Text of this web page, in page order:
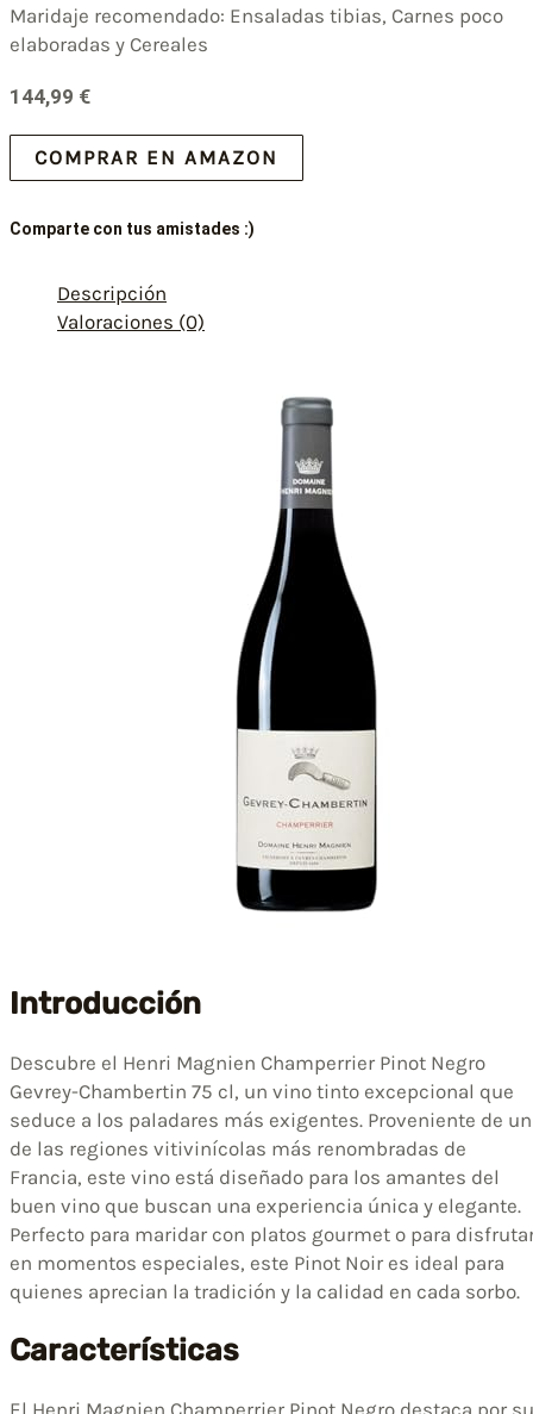
Maridaje recomendado: Ensaladas tibias, Carnes poco
elaboradas y Cereales
144,99 €
COMPRAR EN AMAZON
Comparte con tus amistades :)
Descripción
Valoraciones (0)
Introducción
Descubre el Henri Magnien Champerrier Pinot Negro
Gevrey-Chambertin 75 cl, un vino tinto excepcional que
seduce a los paladares más exigentes. Proveniente de
de las regiones vitivinícolas más renombradas de
Francia, este vino está diseñado para los amantes del
buen vino que buscan una experiencia única y elegante.
Perfecto para maridar con platos gourmet o para
en momentos especiales, este Pinot Noir es ideal para
quienes aprecian la tradición y la calidad en cada sorbo.
Características